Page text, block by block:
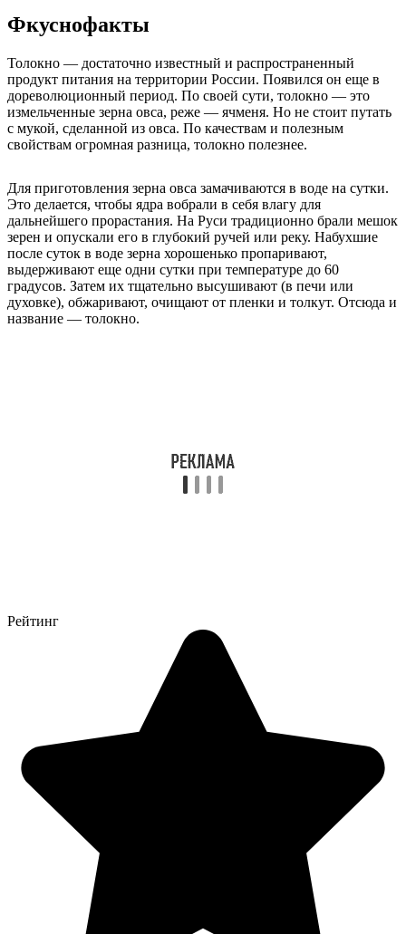
Фкуснофакты
Толокно — достаточно известный и распространенный
продукт питания на территории России. Появился он еще в
дореволюционный период. По своей сути, толокно — это
измельченные зерна овса, реже — ячменя. Но не стоит путать
с мукой, сделанной из овса. По качествам и полезным
свойствам огромная разница, толокно полезнее.
Для приготовления зерна овса замачиваются в воде на сутки.
Это делается, чтобы ядра вобрали в себя влагу для
дальнейшего прорастания. На Руси традиционно брали мешок
зерен и опускали его в глубокий ручей или реку. Набухшие
после суток в воде зерна хорошенько пропаривают,
выдерживают еще одни сутки при температуре до 60
градусов. Затем их тщательно высушивают (в печи или
духовке), обжаривают, очищают от пленки и толкут. Отсюда и
название — толокно.
Рейтинг